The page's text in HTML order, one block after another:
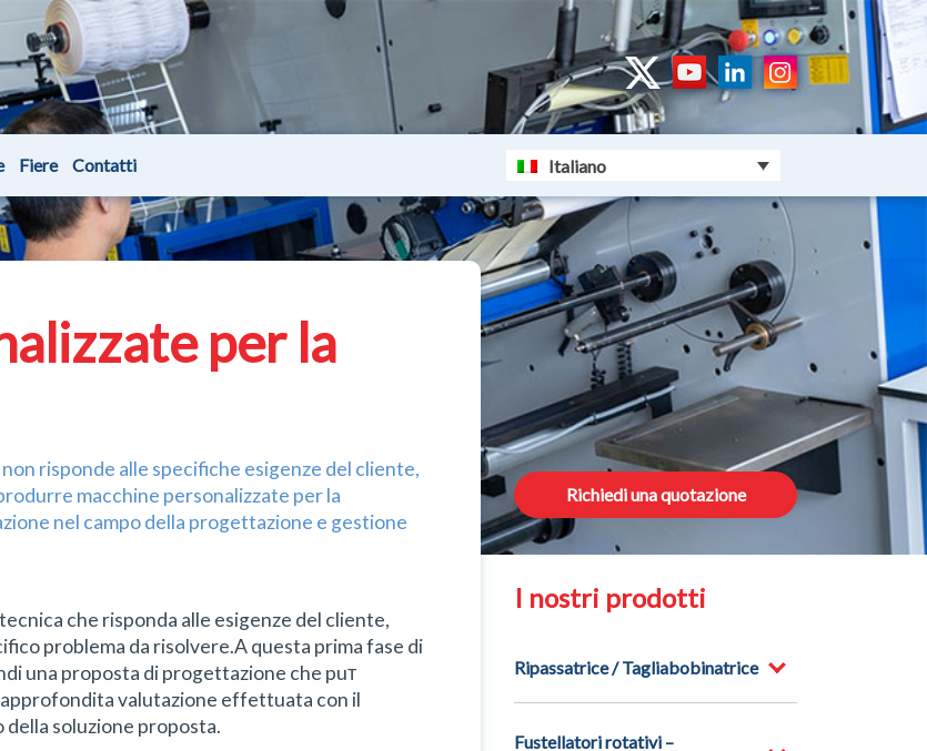
Fiere Contatti Italiano
per la
risponde alle specifiche esigenze del cliente,
macchine personalizzate per la
nel campo della progettazione e gestione
che risponda alle esigenze del cliente,
problema da risolvere.A questa prima fase di
una proposta di progettazione che puт
valutazione effettuata con il
soluzione proposta.
Richiedi una quotazione
I nostri prodotti
Ripassatrice / Tagliabobinatrice
Fustellatori rotativi –